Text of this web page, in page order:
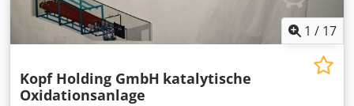
1 / 17
Kopf Holding GmbH katalytische
Oxidationsanlage